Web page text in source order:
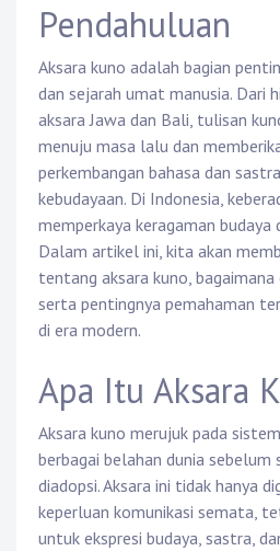
Pendahuluan
Aksara kuno adalah bagian
dan sejarah umat manusia. Dari
aksara Jawa dan Bali, tulisan
menuju masa lalu dan
perkembangan bahasa dan
kebudayaan. Di Indonesia,
memperkaya keragaman budaya
Dalam artikel ini, kita akan
tentang aksara kuno,
serta pentingnya pemahaman
di era modern.
Apa Itu Aksara
Aksara kuno merujuk pada
berbagai belahan dunia
diadopsi. Aksara ini tidak hanya
keperluan komunikasi semata,
untuk ekspresi budaya, sastra,